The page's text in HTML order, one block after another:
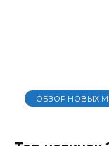
ОБЗОР НОВЫХ